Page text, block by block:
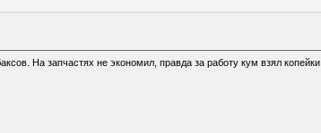
На запчастях не экономил, правда за работу кум взял копейки.